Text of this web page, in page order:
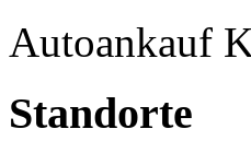
Autoankauf
Standorte